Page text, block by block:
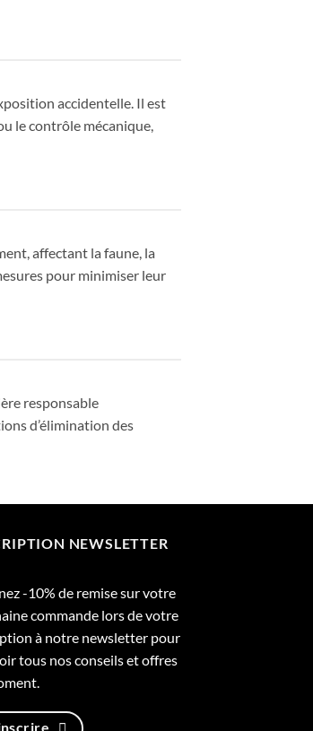
accidentelle. Il est
le contrôle mécanique,
affectant la faune, la
pour minimiser leur
responsable
d’élimination des
NEWSLETTER
-10% de remise sur votre
commande lors de votre
à notre newsletter pour
tous nos conseils et offres